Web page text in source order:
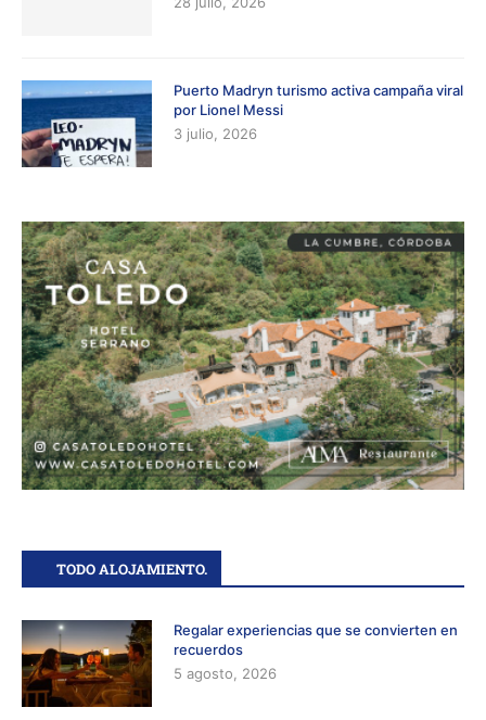
Puerto Madryn turismo activa campaña viral
por Lionel Messi
3 julio, 2026
TODO ALOJAMIENTO.
Regalar experiencias que se convierten en
recuerdos
5 agosto, 2026